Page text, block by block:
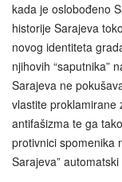
kada je oslobođeno
historije Sarajeva
novog identiteta
njihovih “saputnika”
Sarajeva ne
vlastite proklamirane
antifašizma te ga
protivnici spomenika
Sarajeva”